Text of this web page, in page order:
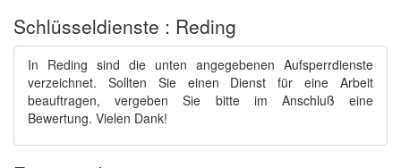
Schlüsseldienste : Reding
In Reding sind die unten angegebenen Aufsperrdienste
verzeichnet. Sollten Sie einen Dienst für eine Arbeit
beauftragen, vergeben Sie bitte im Anschluß eine
Bewertung. Vielen Dank!